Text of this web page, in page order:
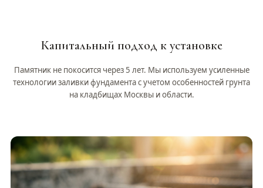
Капитальный подход к установке
Памятник не покосится через 5 лет. Мы используем усиленные
технологии заливки фундамента с учетом особенностей грунта
на кладбищах Москвы и области.